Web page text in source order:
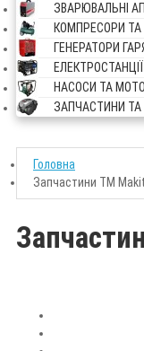
ЗВАРЮВАЛЬНІ
КОМПРЕСОРИ
ГЕНЕРАТОРИ
НАСОСИ ТА
ЗАПЧАСТИНИ ТА
Головна
Запчастини ТМ